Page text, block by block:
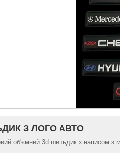
З ЛОГО АВТО
об'ємний 3d шильдик з написом з